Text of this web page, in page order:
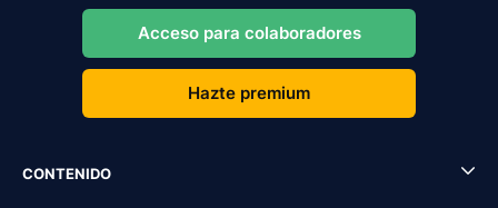
Acceso para colaboradores
Hazte premium
CONTENIDO